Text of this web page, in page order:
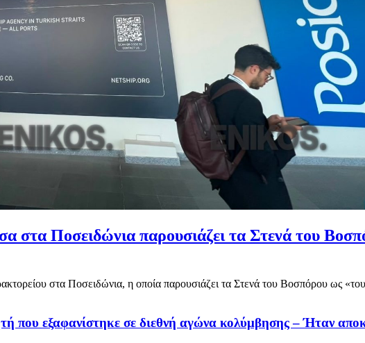
στα Ποσειδώνια παρουσιάζει τα Στενά του
στα Ποσειδώνια, η οποία παρουσιάζει τα Στενά του Βοσπόρου ως
εξαφανίστηκε σε διεθνή αγώνα κολύμβησης – Ήταν